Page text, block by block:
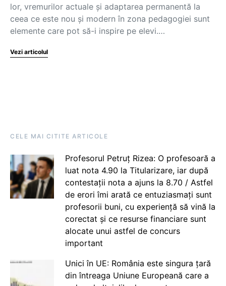
lor, vremurilor actuale și adaptarea permanentă la
ceea ce este nou și modern în zona pedagogiei sunt
elemente care pot să-i inspire pe elevi.…
Vezi articolul
CELE MAI CITITE ARTICOLE
Profesorul Petruț Rizea: O profesoară a
luat nota 4.90 la Titularizare, iar după
contestații nota a ajuns la 8.70 / Astfel
de erori îmi arată ce entuziasmați sunt
profesorii buni, cu experiență să vină la
corectat și ce resurse financiare sunt
alocate unui astfel de concurs
important
Unici în UE: România este singura țară
din întreaga Uniune Europeană care a